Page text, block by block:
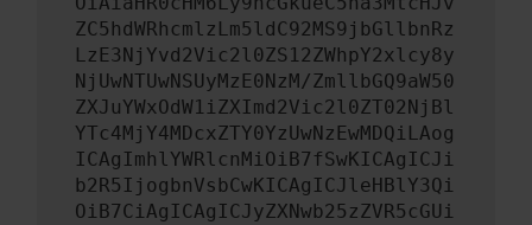
ZC5hdWRhcmlzLm5ldC92MS9jbGllbnRz
LzE3NjYvd2Vic2l0ZS12ZWhpY2xlcy8y
NjUwNTUwNSUyMzE0NzM/ZmllbGQ9aW50
ZXJuYWxOdW1iZXImd2Vic2l0ZT02NjBl
YTc4MjY4MDcxZTY0YzUwNzEwMDQiLAog
ICAgImhlYWRlcnMiOiB7fSwKICAgICJi
b2R5IjogbnVsbCwKICAgICJleHBlY3Qi
OiB7CiAgICAgICJyZXNwb25zZVR5cGUi